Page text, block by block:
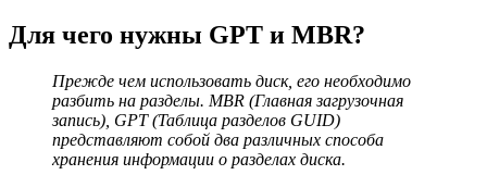
Для чего нужны GPT и MBR?
Прежде чем использовать диск, его необходимо
разбить на разделы. MBR (Главная загрузочная
запись), GPT (Таблица разделов GUID)
представляют собой два различных способа
хранения информации о разделах диска.